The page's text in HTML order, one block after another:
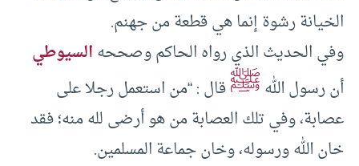
الخيانة رشوة إنما هي قطعة من جهنم.
وفي الحديث الذي رواه الحاكم وصححهالسيوطي
أن رسول اللهﷺقال : “من استعمل رجلا على
عصابة، وفي تلك العصابة من هو أرضى لله منه؛ فقد
خان الله ورسوله، وخان جماعة المسلمين.